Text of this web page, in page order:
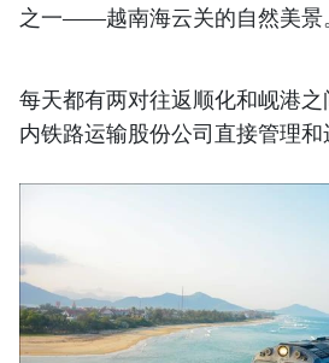
之一——越南海云关的自然美景。
每天都有两对往返顺化和岘港
内铁路运输股份公司直接管理和